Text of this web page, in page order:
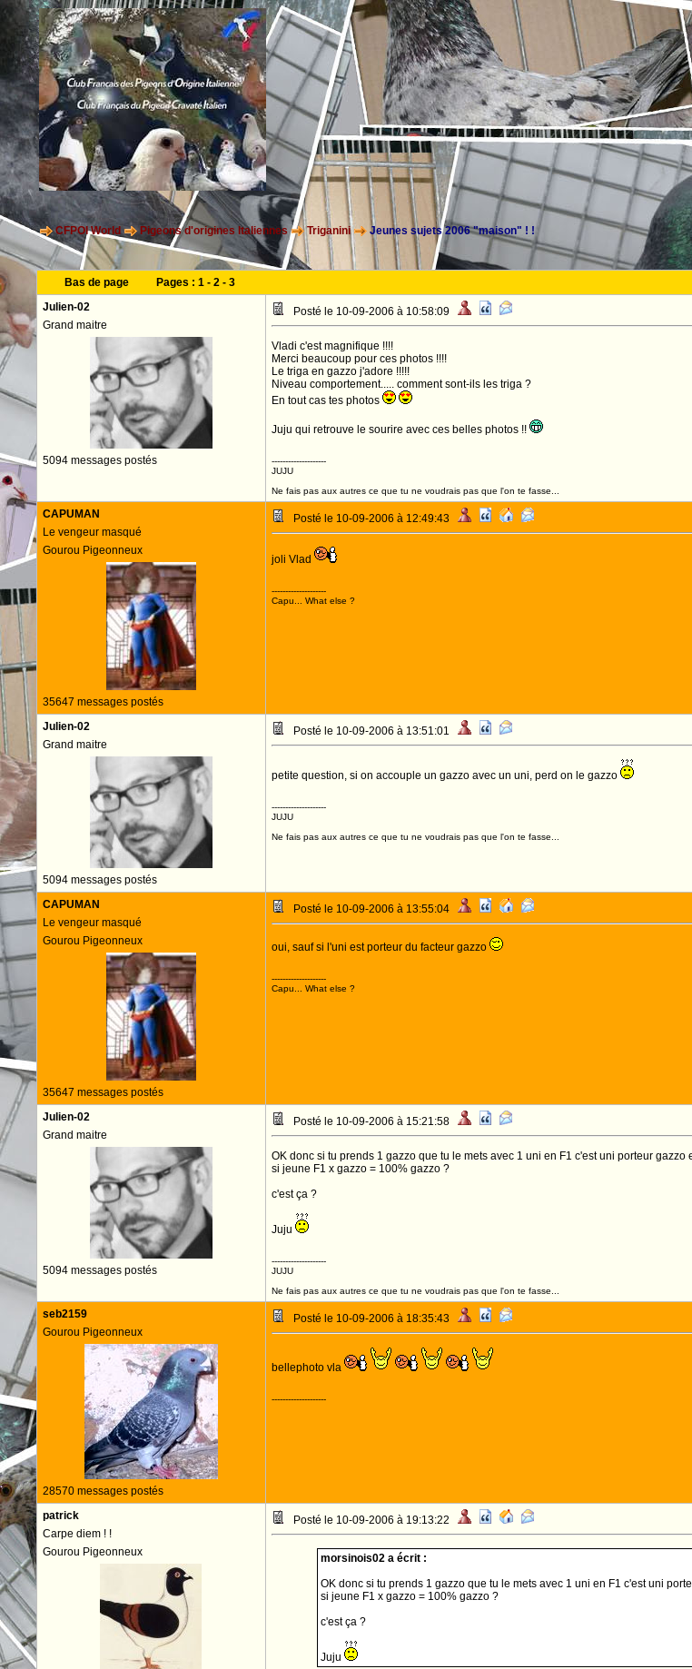
CFPOI World Pigeons d'origines Italiennes Triganini Jeunes sujets 2006 "maison" ! !
Bas de page Pages : 1- 2- 3
Julien-02
Grand maitre
5094 messages postés
Posté le 10-09-2006 à 10:58:09
Vladi c'est magnifique !!!!
Merci beaucoup pour ces photos !!!!
Le triga en gazzo j'adore !!!!!
Niveau comportement..... comment sont-ils les triga ?
En tout cas tes photos
Juju qui retrouve le sourire avec ces belles photos !!
--------------------
JUJU
Ne fais pas aux autres ce que tu ne voudrais pas que l'on te fasse...
CAPUMAN
Le vengeur masqué
Gourou Pigeonneux
35647 messages postés
Posté le 10-09-2006 à 12:49:43
joli Vlad
--------------------
Capu... What else ?
Julien-02
Grand maitre
5094 messages postés
Posté le 10-09-2006 à 13:51:01
petite question, si on accouple un gazzo avec un uni, perd on le gazzo
--------------------
JUJU
Ne fais pas aux autres ce que tu ne voudrais pas que l'on te fasse...
CAPUMAN
Le vengeur masqué
Gourou Pigeonneux
35647 messages postés
Posté le 10-09-2006 à 13:55:04
oui, sauf si l'uni est porteur du facteur gazzo
--------------------
Capu... What else ?
Julien-02
Grand maitre
5094 messages postés
Posté le 10-09-2006 à 15:21:58
OK donc si tu prends 1 gazzo que tu le mets avec 1 uni en F1 c'est uni porteur
si jeune F1 x gazzo = 100% gazzo ?
c'est ça ?
Juju
--------------------
JUJU
Ne fais pas aux autres ce que tu ne voudrais pas que l'on te fasse...
seb2159
Gourou Pigeonneux
28570 messages postés
Posté le 10-09-2006 à 18:35:43
bellephoto vla
--------------------
patrick
Carpe diem ! !
Gourou Pigeonneux
Posté le 10-09-2006 à 19:13:22
morsinois02 a écrit :
OK donc si tu prends 1 gazzo que tu le mets avec 1 uni en F1 c'est uni
si jeune F1 x gazzo = 100% gazzo ?
c'est ça ?
Juju